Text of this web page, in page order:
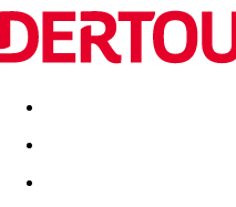
Destinatii Vacanta perfecta